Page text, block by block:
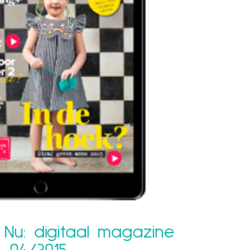
digitaal magazine